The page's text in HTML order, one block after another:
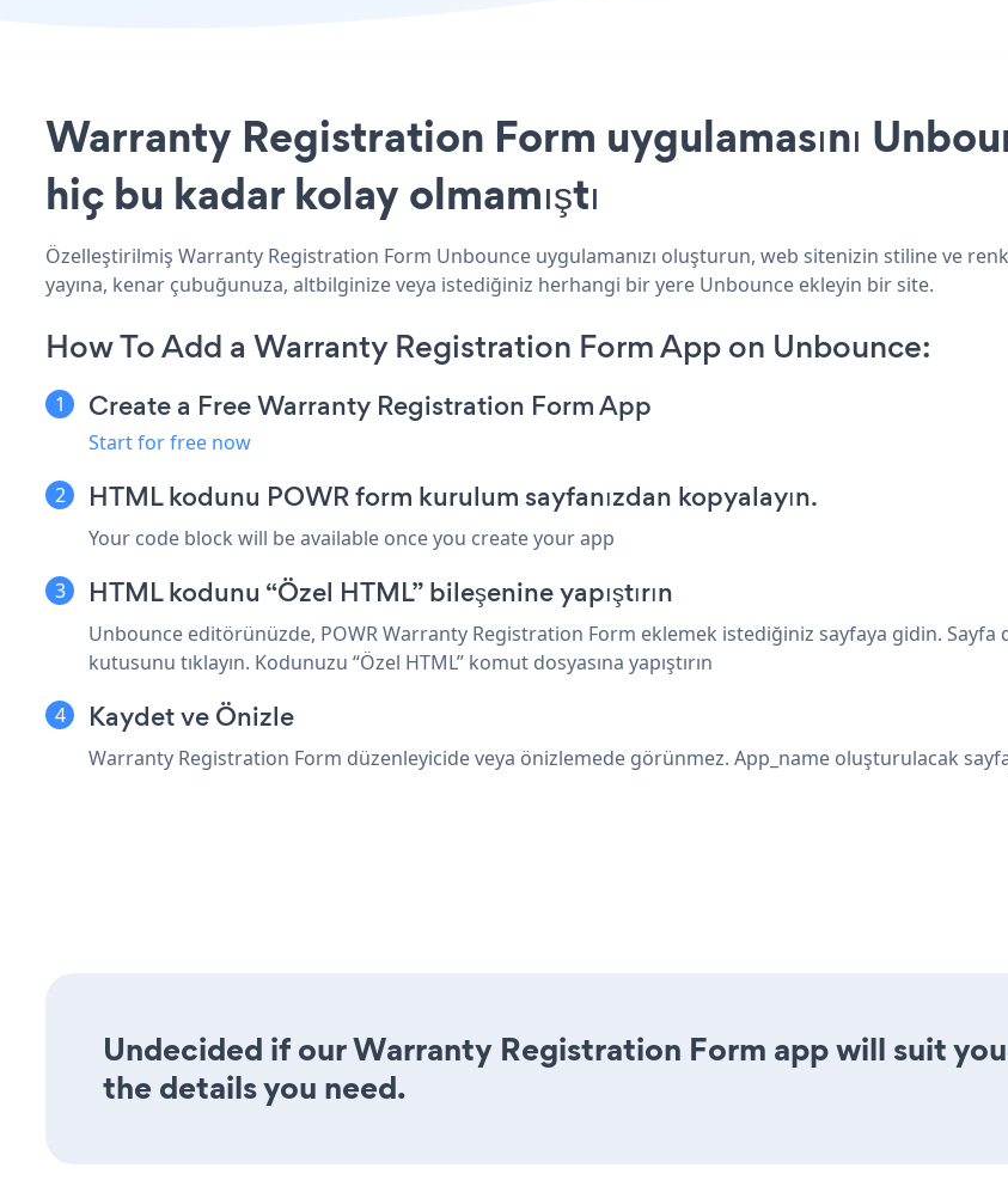
Warranty Registration Form uygulamasını
hiç bu kadar kolay olmamıştı
Özelleştirilmiş Warranty Registration Form Unbounce uygulamanızı oluşturun, web sitenizin stiline ve
yayına, kenar çubuğunuza, altbilginize veya istediğiniz herhangi bir yere Unbounce ekleyin bir site.
How To Add a Warranty Registration Form App on Unbounce:
Create a Free Warranty Registration Form App
Start for free now
HTML kodunu POWR form kurulum sayfanızdan kopyalayın.
Your code block will be available once you create your app
HTML kodunu “Özel HTML” bileşenine yapıştırın
Unbounce editörünüzde, POWR Warranty Registration Form eklemek istediğiniz sayfaya gidin. Sayfa
kutusunu tıklayın. Kodunuzu “Özel HTML” komut dosyasına yapıştırın
Kaydet ve Önizle
Warranty Registration Form düzenleyicide veya önizlemede görünmez. App_name oluşturulacak
Undecided if our Warranty Registration Form app will suit
the details you need.